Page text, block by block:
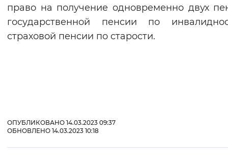
право на получение одновременно двух
государственной пенсии по
страховой пенсии по старости.
ОПУБЛИКОВАНО 14.03.2023 09:37
ОБНОВЛЕНО 14.03.2023 10:18